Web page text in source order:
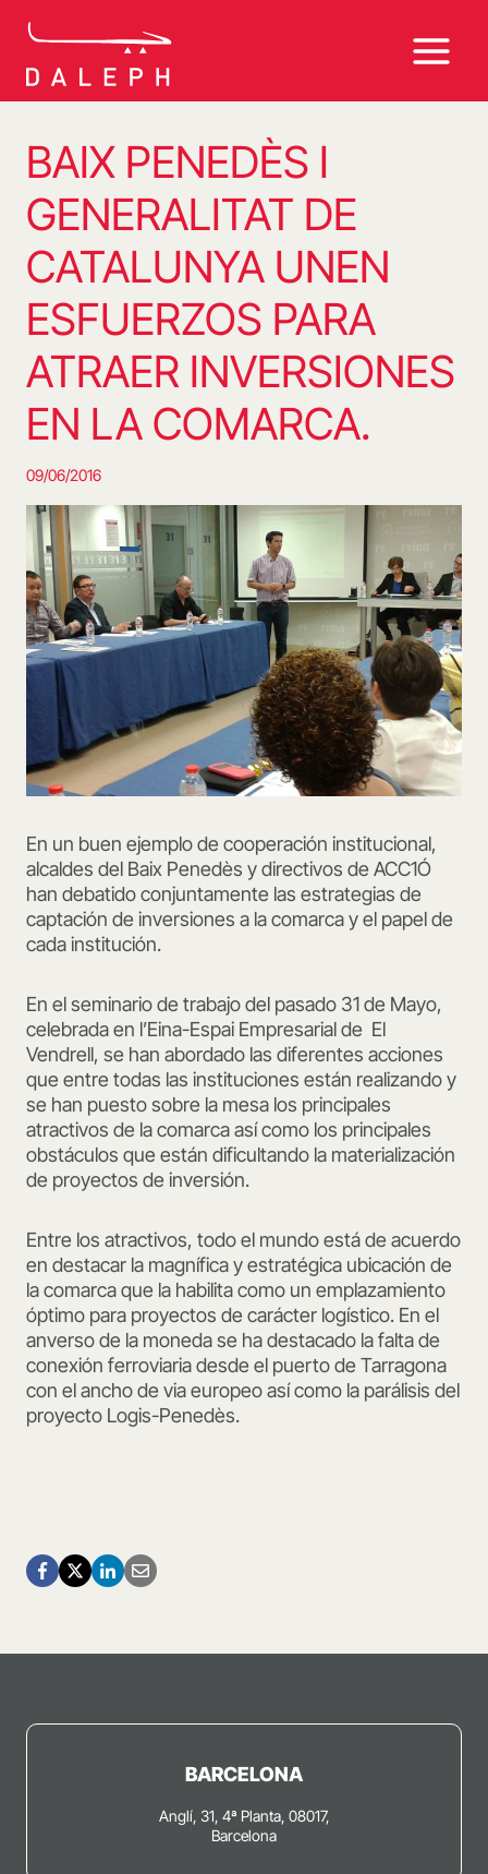
BAIX PENEDÈS I
GENERALITAT DE
CATALUNYA UNEN
ESFUERZOS PARA
ATRAER INVERSIONES
EN LA COMARCA.
09/06/2016
En un buen ejemplo de cooperación institucional,
alcaldes del Baix Penedès y directivos de ACC1Ó
han debatido conjuntamente las estrategias de
captación de inversiones a la comarca y el papel de
cada institución.
En el seminario de trabajo del pasado 31 de Mayo,
celebrada en l’Eina-Espai Empresarial de El
Vendrell, se han abordado las diferentes acciones
que entre todas las instituciones están realizando y
se han puesto sobre la mesa los principales
atractivos de la comarca así como los principales
obstáculos que están dificultando la materialización
de proyectos de inversión.
Entre los atractivos, todo el mundo está de acuerdo
en destacar la magnífica y estratégica ubicación de
la comarca que la habilita como un emplazamiento
óptimo para proyectos de carácter logístico. En el
anverso de la moneda se ha destacado la falta de
conexión ferroviaria desde el puerto de Tarragona
con el ancho de via europeo así como la parálisis del
proyecto Logis-Penedès.
BARCELONA
Anglí, 31, 4ª Planta, 08017,
Barcelona